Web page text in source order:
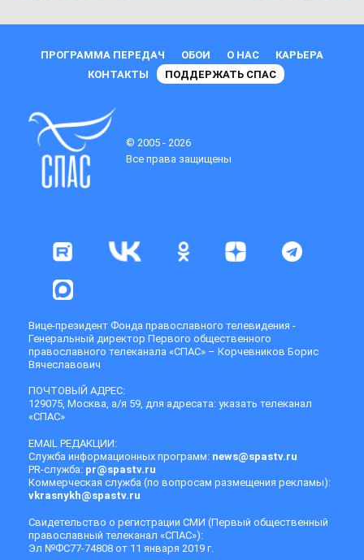
ПРОГРАММА ПЕРЕДАЧ ОБОИ О НАС
КАРЬЕРА
КОНТАКТЫ
ПОДДЕРЖАТЬ СПАС
© 2005 - 2026
Все права защищены
Вице-президент Фонда православного телевидения -
Генеральный директор Первого общественного
православного телеканала «СПАС» – Корчевников Борис
Вячеславович
ПОЧТОВЫЙ АДРЕС:
129075, Москва, а/я 59, для адресата: указать телеканал
«СПАС»
EMAIL РЕДАКЦИИ:
Служба информационных программ: news@spastv.ru
PR-служба: pr@spastv.ru
Коммерческая служба (по вопросам размещения рекламы):
vkrasnykh@spastv.ru
Свидетельство о регистрации СМИ (Первый общественный
православный телеканал «СПАС»):
Эл №ФС77-74808 от 11 января 2019 г.